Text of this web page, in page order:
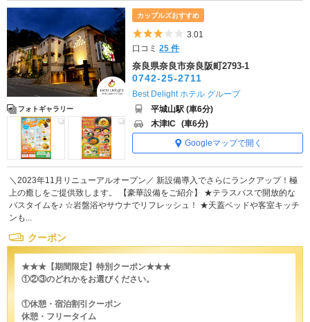
フォトギャラリー
カップルズおすすめ
5つ星のうち3
3.01
口コミ25 件
奈良県奈良市奈良阪町2793-1
0742-25-2711
Best Delight ホテル グループ
平城山駅 (車6分)
木津IC (車6分)
Googleマップで開く
＼2023年11月リニューアルオープン／ 新設備導入でさらにランクアップ！極
上の癒しをご提供致します。 【豪華設備をご紹介】 ★テラスバスで開放的な
バスタイムを♪ ☆岩盤浴やサウナでリフレッシュ！ ★天蓋ベッドや客室キッチ
ンも...
クーポン
★★★【期間限定】特別クーポン★★★
①②③のどれかをお選びください。
①休憩・宿泊割引クーポン
休憩・フリータイム